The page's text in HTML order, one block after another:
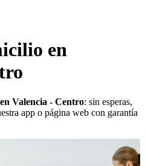
en
Valencia - Centro: sin esperas,
app o página web con garantía